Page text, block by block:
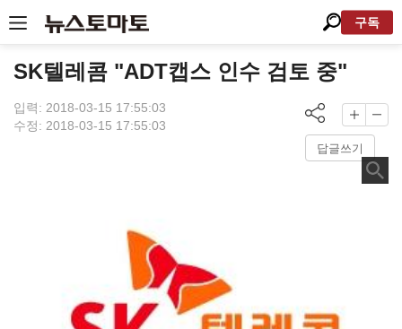
구독
SK텔레콤 "ADT캡스 인수 검토 중"
입력: 2018-03-15 17:55:03
수정: 2018-03-15 17:55:03
답글쓰기